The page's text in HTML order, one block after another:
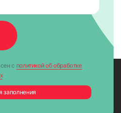
с политикой об обработке
заполнения